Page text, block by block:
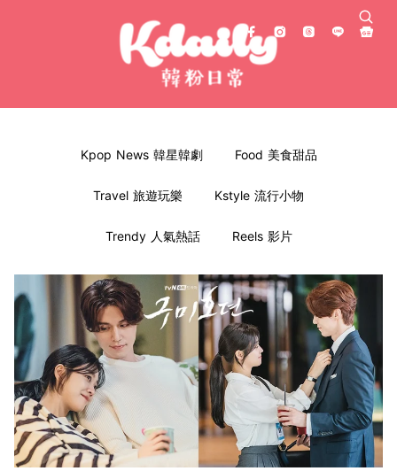
Kpop News 韓星韓劇 Food 美食甜品
Travel 旅遊玩樂 Kstyle 流行小物
Trendy 人氣熱話 Reels 影片